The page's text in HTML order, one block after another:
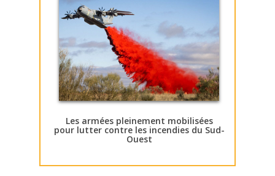
Les armées pleinement mobilisées
pour lutter contre les incendies du Sud-
Ouest